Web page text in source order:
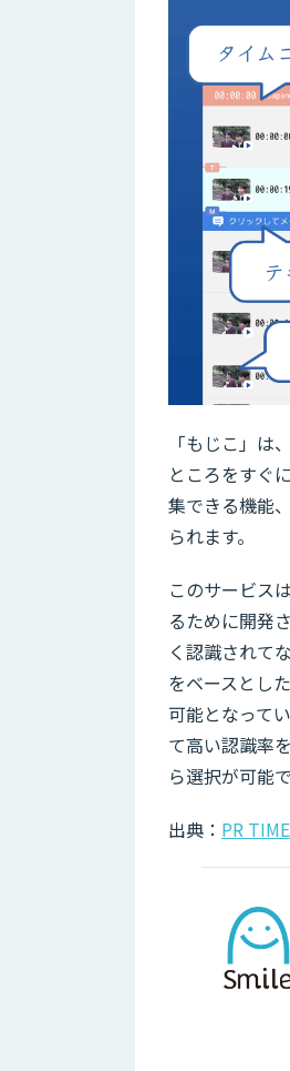
「もじこ」
ところをすぐ
集できる機能
られます。
このサービスは
るために開発
く認識されて
をベースとし
可能となって
て高い認識率
ら選択が可能
出典： PR